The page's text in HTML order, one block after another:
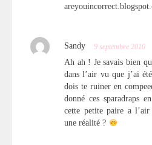
Sandy 9 septembre 2010
Ah ah ! Je savais bien
dans l’air vu que j’ai
dois te ruiner en
donné ces sparadraps
cette petite paire a l’air
une réalité ?